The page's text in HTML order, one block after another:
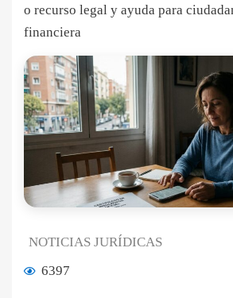
o recurso legal y ayuda para
financiera
NOTICIAS JURÍDICAS
6397